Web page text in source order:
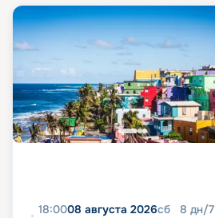
18:0008 августа 2026сб 8 дн/7